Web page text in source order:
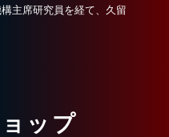
主席研究員を経て、久留
ップ